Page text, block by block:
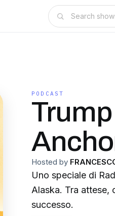
PODCAST
Hosted by
Uno speciale di
Alaska. Tra attese,
successo.